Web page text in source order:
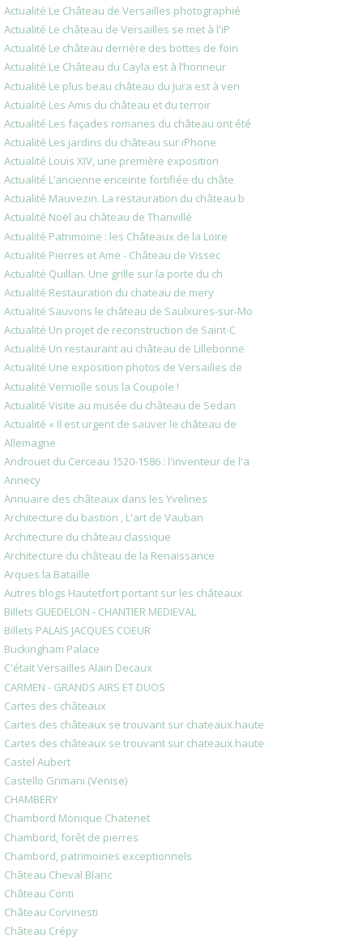
Actualité Le Château de Versailles photographié
Actualité Le château de Versailles se met à l'iP
Actualité Le château derrière des bottes de foin
Actualité Le Château du Cayla est à l’honneur
Actualité Le plus beau château du Jura est à ven
Actualité Les Amis du château et du terroir
Actualité Les façades romanes du château ont été
Actualité Les jardins du château sur iPhone
Actualité Louis XIV, une première exposition
Actualité L’ancienne enceinte fortifiée du châte
Actualité Mauvezin. La restauration du château b
Actualité Noël au château de Thanvillé
Actualité Patrimoine : les Châteaux de la Loire
Actualité Pierres et Ame - Château de Vissec
Actualité Quillan. Une grille sur la porte du ch
Actualité Restauration du chateau de mery
Actualité Sauvons le château de Saulxures-sur-Mo
Actualité Un projet de reconstruction de Saint-C
Actualité Un restaurant au château de Lillebonne
Actualité Une exposition photos de Versailles de
Actualité Verniolle sous la Coupole !
Actualité Visite au musée du château de Sedan
Actualité « Il est urgent de sauver le château de
Allemagne
Androuet du Cerceau 1520-1586 : l'inventeur de l'a
Annecy
Annuaire des châteaux dans les Yvelines
Architecture du bastion , L'art de Vauban
Architecture du château classique
Architecture du château de la Renaissance
Arques la Bataille
Autres blogs Hautetfort portant sur les châteaux
Billets GUEDELON - CHANTIER MEDIEVAL
Billets PALAIS JACQUES COEUR
Buckingham Palace
C'était Versailles Alain Decaux
CARMEN - GRANDS AIRS ET DUOS
Cartes des châteaux
Cartes des châteaux se trouvant sur chateaux.haute
Cartes des châteaux se trouvant sur chateaux.haute
Castel Aubert
Castello Grimani (Venise)
CHAMBERY
Chambord Monique Chatenet
Chambord, forêt de pierres
Chambord, patrimoines exceptionnels
Château Cheval Blanc
Château Conti
Château Corvinesti
Château Crépy